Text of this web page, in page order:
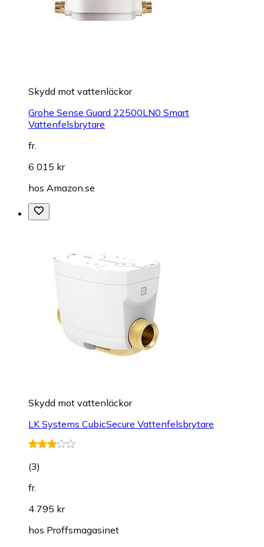
Skydd mot vattenläckor
Grohe Sense Guard 22500LN0 Smart
Vattenfelsbrytare
fr.
6 015 kr
hos Amazon.se
Skydd mot vattenläckor
LK Systems CubicSecure Vattenfelsbrytare
(3)
fr.
4 795 kr
hos Proffsmagasinet